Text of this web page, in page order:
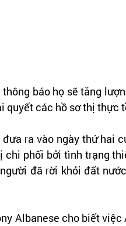
thông báo họ sẽ tăng
quyết các hồ sơ thị thực
ra vào ngày thứ hai
chi phối bởi tình trạng
đã rời khỏi đất
Albanese cho biết